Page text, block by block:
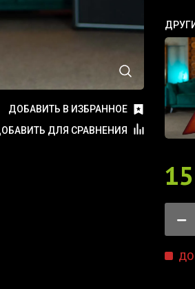
ДОБАВИТЬ В ИЗБРАННОЕ
ДЛЯ СРАВНЕНИЯ